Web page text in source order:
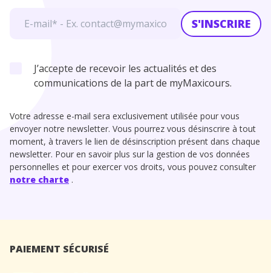
S'INSCRIRE
J’accepte de recevoir les actualités et des
communications de la part de myMaxicours.
Votre adresse e-mail sera exclusivement utilisée pour vous
envoyer notre newsletter. Vous pourrez vous désinscrire à tout
moment, à travers le lien de désinscription présent dans chaque
newsletter. Pour en savoir plus sur la gestion de vos données
personnelles et pour exercer vos droits, vous pouvez consulter
notre charte .
PAIEMENT SÉCURISÉ